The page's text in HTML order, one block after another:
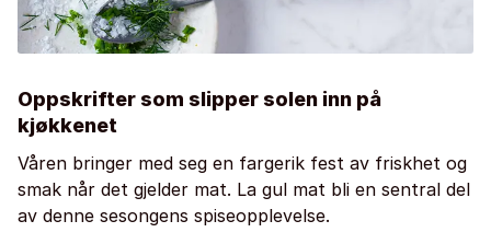
Oppskrifter som slipper solen inn på
kjøkkenet
Våren bringer med seg en fargerik fest av friskhet og
smak når det gjelder mat. La gul mat bli en sentral del
av denne sesongens spiseopplevelse.